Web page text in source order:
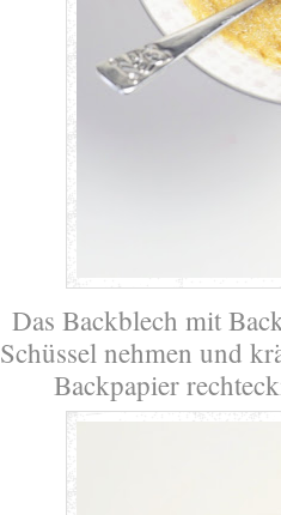
Das Backblech mit
Schüssel nehmen und
Backpapier